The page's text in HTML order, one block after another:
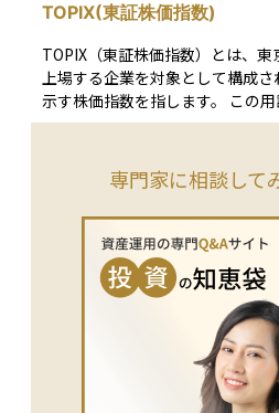
め、手数料が比較的安いことも魅
とっては、安定した長期運用の
ドの一つです。
TOPIX(東証株価指数)
TOPIX（東証株価指数）とは、
上場する企業を対象として構成
示す株価指数を指します。 この用語が登場するのは、日本株
式への投資を検討する場面や、投
体の動向を把握したい場合に参照されます。
誤解されやすいのは、「日本経
「すべての上場企業の平均的な
しまう点です。実際には、
り、企業規模の大きい銘柄の影
ます。そのため、中小型株の動
分反映されないことがあります。 また、TOPIXは日経平均株
価と同様に日本市場を代表する
ものの、算出方法や構成銘柄の
知名度だけで性質を同一視する
専門家に相談して